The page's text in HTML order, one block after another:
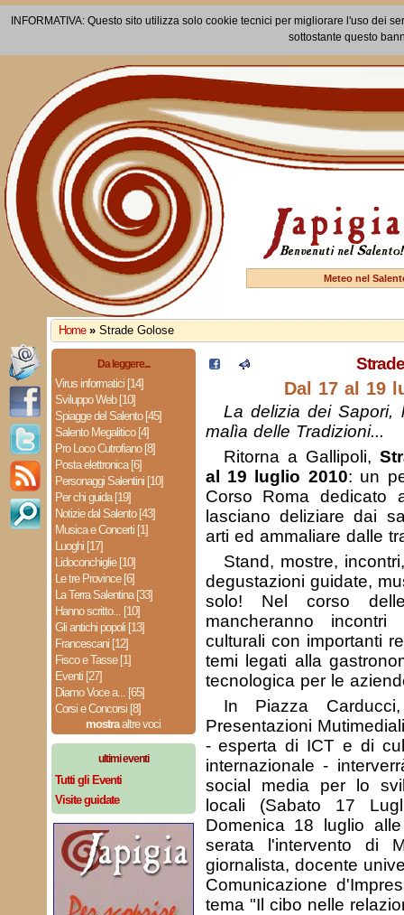
INFORMATIVA: Questo sito utilizza solo cookie tecnici per migliorare l'uso dei
sottostante questo
Meteo nel
Home » Strade Golose
Da leggere...
Virus informatici [14]
Sviluppo Web [10]
Spiagge del Salento [45]
Salento Megalitico [4]
Pro Loco Cutrofiano [8]
Posta elettronica [6]
Personaggi Salentini [10]
Per chi guida [19]
Notizie dal Salento [43]
Musica e Concerti [1]
Luoghi [17]
Lidoconchiglie [10]
Le tre Province [6]
La Terra Salentina [33]
Hanno scritto... [10]
Gli antichi popoli [13]
Francescani [12]
Fisco e Tasse [1]
Eventi [27]
Diamo Voce a... [65]
Corsi e Concorsi [8]
mostraaltre voci
ultimi eventi
Tutti gli Eventi
Visite guidate
Dal 17 al 19
La delizia dei Sapori,
malìa delle Tradizioni...
Ritorna a Gallipoli,
al 19 luglio 2010: un
Corso Roma
lasciano deliziare dai
arti ed ammaliare dalle
Stand, mostre,
degustazioni guidate,
solo! Nel corso
mancheranno incontri
culturali con importanti
temi legati alla
tecnologica per le
In Piazza
Presentazioni
- esperta di ICT e di
internazionale -
social media per lo
locali (Sabato 17
Domenica 18 luglio
serata l'intervento di
giornalista, docente
Comunicazione
tema "Il cibo nelle